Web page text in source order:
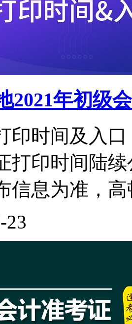
2021年初级
印时间及入
打印时间陆
信息为准，
23